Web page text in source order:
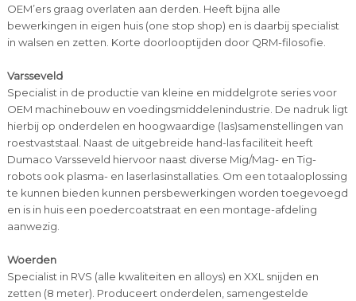
OEM’ers graag overlaten aan derden. Heeft bijna alle
bewerkingen in eigen huis (one stop shop) en is daarbij specialist
in walsen en zetten. Korte doorlooptijden door QRM-filosofie.
Varsseveld
Specialist in de productie van kleine en middelgrote series voor
OEM machinebouw en voedingsmiddelenindustrie. De nadruk ligt
hierbij op onderdelen en hoogwaardige (las)samenstellingen van
roestvaststaal. Naast de uitgebreide hand-las faciliteit heeft
Dumaco Varsseveld hiervoor naast diverse Mig/Mag- en Tig-
robots ook plasma- en laserlasinstallaties. Om een totaaloplossing
te kunnen bieden kunnen persbewerkingen worden toegevoegd
en is in huis een poedercoatstraat en een montage-afdeling
aanwezig.
Woerden
Specialist in RVS (alle kwaliteiten en alloys) en XXL snijden en
zetten (8 meter). Produceert onderdelen, samengestelde